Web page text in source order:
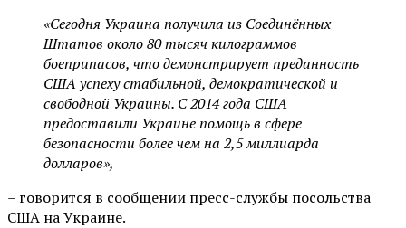
«Сегодня Украина получила из Соединённых
Штатов около 80 тысяч килограммов
боеприпасов, что демонстрирует преданность
США успеху стабильной, демократической и
свободной Украины. С 2014 года США
предоставили Украине помощь в сфере
безопасности более чем на 2,5 миллиарда
долларов»,
– говорится в сообщении пресс-службы посольства
США на Украине.